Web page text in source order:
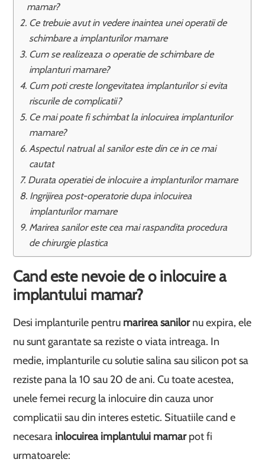
mamar?
Ce trebuie avut in vedere inaintea unei operatii de
schimbare a implanturilor mamare
Cum se realizeaza o operatie de schimbare de
implanturi mamare?
Cum poti creste longevitatea implanturilor si evita
riscurile de complicatii?
Ce mai poate fi schimbat la inlocuirea implanturilor
mamare?
Aspectul natrual al sanilor este din ce in ce mai
cautat
Durata operatiei de inlocuire a implanturilor mamare
Ingrijirea post-operatorie dupa inlocuirea
implanturilor mamare
Marirea sanilor este cea mai raspandita procedura
de chirurgie plastica
Cand este nevoie de o inlocuire a
implantului mamar?
Desi implanturile pentru marirea sanilornu expira, ele
nu sunt garantate sa reziste o viata intreaga. In
medie, implanturile cu solutie salina sau silicon pot sa
reziste pana la 10 sau 20 de ani. Cu toate acestea,
unele femei recurg la inlocuire din cauza unor
complicatii sau din interes estetic. Situatiile cand e
necesara inlocuirea implantului mamarpot fi
urmatoarele: